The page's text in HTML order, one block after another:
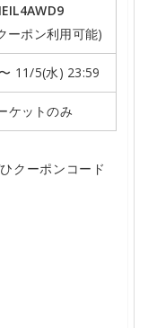
ーポン利用可能)
11/5(水) 23:59
ケットのみ
クーポンコード